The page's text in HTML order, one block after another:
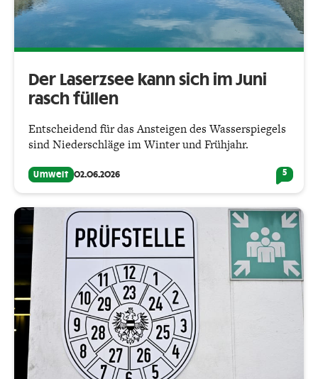
Der Laserzsee kann sich im Juni
rasch füllen
Entscheidend für das Ansteigen des Wasserspiegels
sind Niederschläge im Winter und Frühjahr.
Umwelt 02.06.2026 5